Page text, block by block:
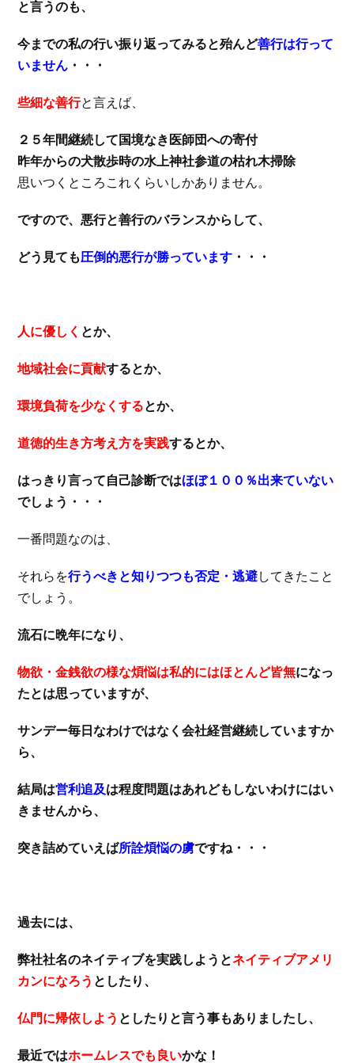
と言うのも、
今までの私の行い振り返ってみると殆んど善行は行って
いません ・・・
些細な善行と言えば、
２５年間継続して国境なき医師団への寄付
昨年からの犬散歩時の水上神社参道の枯れ木掃除
思いつくところこれくらいしかありません。
ですので、悪行と善行のバランスからして、
どう見ても圧倒的悪行が勝っています ・・・
人に優しく とか、
地域社会に貢献するとか、
環境負荷を少なくするとか、
道徳的生き方考え方を実践するとか、
はっきり言って自己診断ではほぼ１００％出来ていない
でしょう・・・
一番問題なのは、
それらを行うべきと知りつつも否定・逃避してきたこと
でしょう。
流石に晩年になり、
物欲・金銭欲の様な煩悩は私的にはほとんど皆無になっ
たとは思っていますが、
サンデー毎日なわけではなく会社経営継続していますか
ら、
結局は営利追及は程度問題はあれどもしないわけにはい
きませんから、
突き詰めていえば所詮煩悩の虜ですね・・・
過去には、
弊社社名のネイティブを実践しようとネイティブアメリ
カンになろう としたり、
仏門に帰依しよう としたりと言う事もありましたし、
最近ではホームレスでも良いかな！